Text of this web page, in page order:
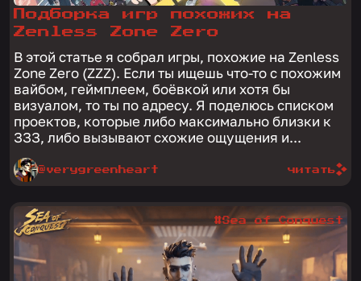
Подборка игр похожих на
Zenless Zone Zero
В этой статье я собрал игры, похожие на Zenless
Zone Zero (ZZZ). Если ты ищешь что-то с похожим
вайбом, геймплеем, боёвкой или хотя бы
визуалом, то ты по адресу. Я поделюсь списком
проектов, которые либо максимально близки к
ЗЗЗ, либо вызывают схожие ощущения и...
@verygreenheart читать
#Sea of Conquest